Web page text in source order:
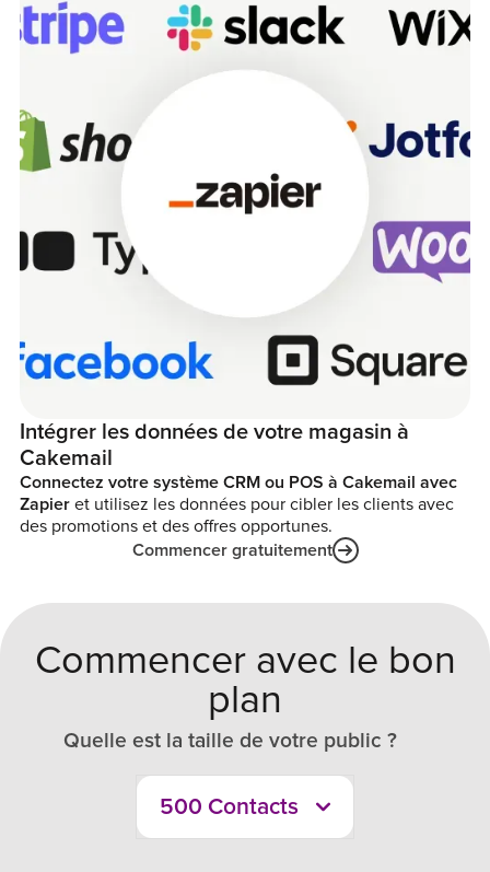
Intégrer les données de votre magasin à
Cakemail
Connectez votre système CRM ou POS à Cakemail avec
Zapier et utilisez les données pour cibler les clients avec
des promotions et des offres opportunes.
Commencer gratuitement
Commencer avec le bon
plan